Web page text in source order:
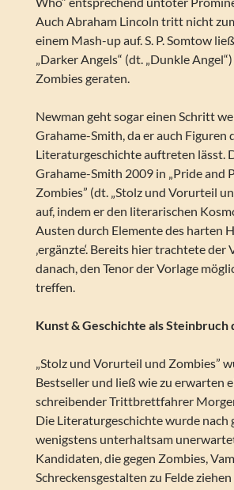
Auch Abraham Lincoln tritt nicht
einem Mash-up auf. S. P. Somtow
„Darker Angels“ (dt. „Dunkle
Zombies geraten.
Newman geht sogar einen Schritt
Grahame-Smith, da er auch Figuren
Literaturgeschichte auftreten lässt.
Grahame-Smith 2009 in „Pride and
Zombies” (dt. „Stolz und Vorurteil
auf, indem er den literarischen
Austen durch Elemente des harten
‚ergänzte‘. Bereits hier trachtete der
danach, den Tenor der Vorlage
treffen.
Kunst & Geschichte als Steinbruch
„Stolz und Vorurteil und Zombies”
Bestseller und ließ wie zu erwarten
schreibender Trittbrettfahrer
Die Literaturgeschichte wurde nach
wenigstens unterhaltsam
Kandidaten, die gegen Zombies,
Schreckensgestalten zu Felde